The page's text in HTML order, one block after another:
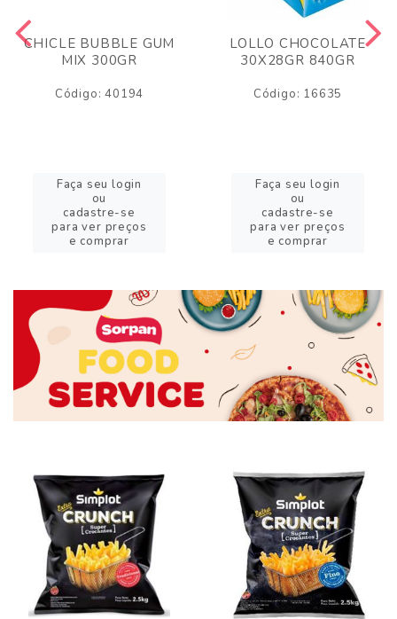
CHICLE BUBBLE GUM
MIX 300GR
Código: 40194
Faça seu login
ou
cadastre-se
para ver preços
e comprar
LOLLO CHOCOLATE
30X28GR 840GR
Código: 16635
Faça seu login
ou
cadastre-se
para ver preços
e comprar